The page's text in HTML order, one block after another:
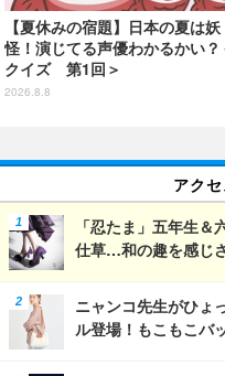
【夏休みの宿題】日本の夏は妖
怪！演じてる声優わかるかい？
クイズ 第1回＞
2026.8.8
アク
「忍たま」五年生＆
仕草…和の趣を感じ
ニャンコ先生がひょ
ル登場！もこもこバ